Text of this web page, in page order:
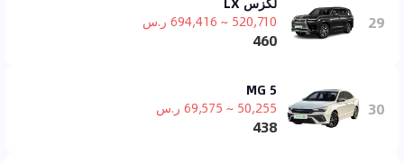
29
520,710 ~ 694,416 ر.س
460
30
MG 5
50,255 ~ 69,575 ر.س
438